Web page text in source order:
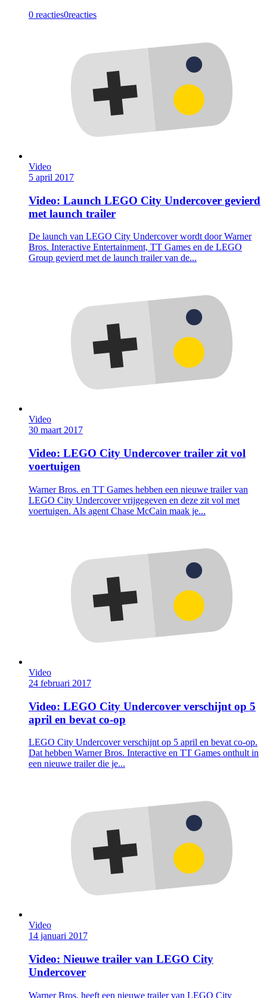
0 reacties0reacties
Video
5 april 2017
Video: Launch LEGO City Undercover gevierd
met launch trailer
De launch van LEGO City Undercover wordt door Warner
Bros. Interactive Entertainment, TT Games en de LEGO
Group gevierd met de launch trailer van de...
Video
30 maart 2017
Video: LEGO City Undercover trailer zit vol
voertuigen
Warner Bros. en TT Games hebben een nieuwe trailer van
LEGO City Undercover vrijgegeven en deze zit vol met
voertuigen. Als agent Chase McCain maak je...
Video
24 februari 2017
Video: LEGO City Undercover verschijnt op 5
april en bevat co-op
LEGO City Undercover verschijnt op 5 april en bevat co-op.
Dat hebben Warner Bros. Interactive en TT Games onthult in
een nieuwe trailer die je...
Video
14 januari 2017
Video: Nieuwe trailer van LEGO City
Undercover
Warner Bros. heeft een nieuwe trailer van LEGO City